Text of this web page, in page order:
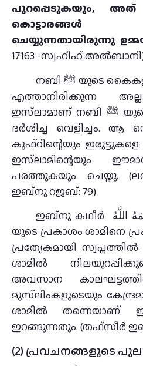
പുറപ്പെടുകയും, അത്
കൊട്ടാരങ്ങൾ
ചെയ്യുന്നതായിരുന്നു
17163 -സ്വഹീഹ്
നബി ﷺ യുടെ കൈകളിലൂടെ ജനങ്ങളിലേക്ക്
എത്താനിരിക്കുന്ന
ഇസ്‌ലാമാണ് നബി ﷺ യുടെ മാതാവ് സ്വപ്നത്തിൽ
ദർശിച്ച വെളിച്ചം. ആ
കുഫ്റിന്റെയും
ഇസ്‌ലാമിന്റെയും
പരത്തുകയും ചെയ്തു.
ഇബ്‌നു റജബ്: 79)
ഇബ്‌നു കഥീർ رَحِمَهُ اللَّهُ പറഞ്ഞു: നബി ﷺ
യുടെ പ്രകാശം ശാമിനെ
പ്രത്യേകമായി
ശാമിൽ
അവസാന
മുസ്‌ലിംകളുടെയും
ശാമിൽ
ഇറങ്ങുന്നതും. (തഫ്സീർ
(2) പ്രവചനങ്ങളുടെ